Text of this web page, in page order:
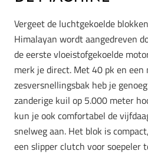
Vergeet de luchtgekoelde
Himalayan wordt aangedreven
de eerste vloeistofgekoelde
merk je direct. Met 40 pk en een
zesversnellingsbak heb je
zanderige kuil op 5.000 meter
kun je ook comfortabel de
snelweg aan. Het blok is
een slipper clutch voor soepeler